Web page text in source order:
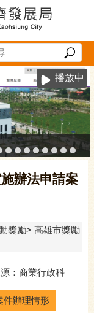
播放中
辦法申請案
獎勵
高雄市獎勵
：商業行政科
件辦理情形